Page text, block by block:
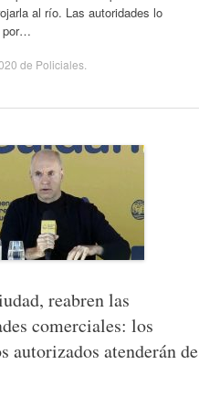
al río. Las autoridades lo
por…
de Policiales.
reabren las
comerciales: los
autorizados atenderán de